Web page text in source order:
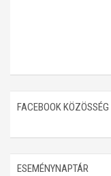
FACEBOOK KÖZÖSSÉG
ESEMÉNYNAPTÁR